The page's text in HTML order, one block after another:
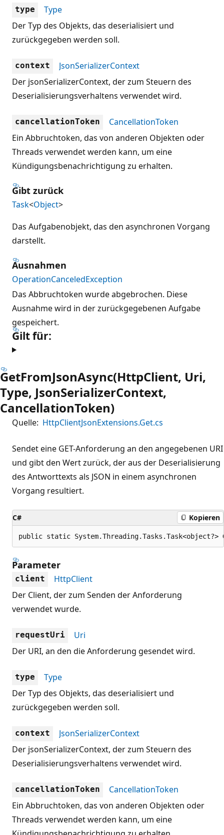
type
Type
Der Typ des Objekts, das deserialisiert und
zurückgegeben werden soll.
context
JsonSerializerContext
Der jsonSerializerContext, der zum Steuern des
Deserialisierungsverhaltens verwendet wird.
cancellationToken
CancellationToken
Ein Abbruchtoken, das von anderen Objekten oder
Threads verwendet werden kann, um eine
Kündigungsbenachrichtigung zu erhalten.
Gibt zurück
Task<Object>
Das Aufgabenobjekt, das den asynchronen Vorgang
darstellt.
Ausnahmen
OperationCanceledException
Das Abbruchtoken wurde abgebrochen. Diese
Ausnahme wird in der zurückgegebenen Aufgabe
gespeichert.
Gilt für:
GetFromJsonAsync(HttpClient, Uri,
Type, JsonSerializerContext,
CancellationToken)
Quelle: HttpClientJsonExtensions.Get.cs
Sendet eine GET-Anforderung an den angegebenen URI
und gibt den Wert zurück, der aus der Deserialisierung
des Antworttexts als JSON in einem asynchronen
Vorgang resultiert.
C# Kopieren
public static
Parameter
client
HttpClient
Der Client, der zum Senden der Anforderung
verwendet wurde.
requestUri
Uri
Der URI, an den die Anforderung gesendet wird.
type
Type
Der Typ des Objekts, das deserialisiert und
zurückgegeben werden soll.
context
JsonSerializerContext
Der jsonSerializerContext, der zum Steuern des
Deserialisierungsverhaltens verwendet wird.
cancellationToken
CancellationToken
Ein Abbruchtoken, das von anderen Objekten oder
Threads verwendet werden kann, um eine